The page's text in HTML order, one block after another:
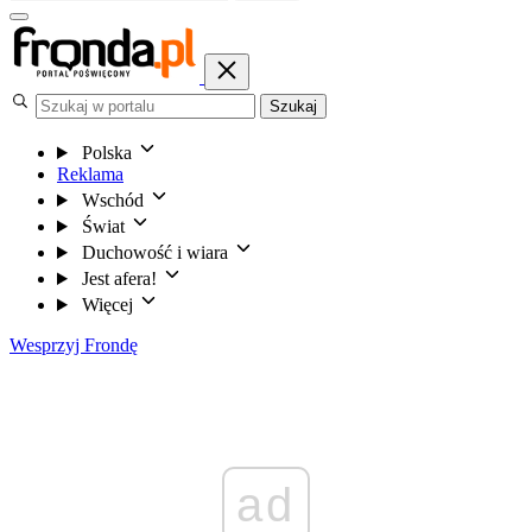
Szukaj
Polska
Reklama
Wschód
Świat
Duchowość i wiara
Jest afera!
Więcej
Wesprzyj Frondę
ad